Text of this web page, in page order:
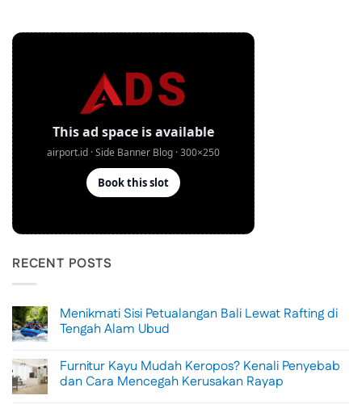
RECENT POSTS
Menikmati Sisi Petualangan Bali Lewat Rafting di
Tengah Alam Ubud
on
Menikmati
Sisi
Furnitur Kayu Mudah Keropos? Kenali Penyebab
dan Cara Mencegah Kerusakan Rayap